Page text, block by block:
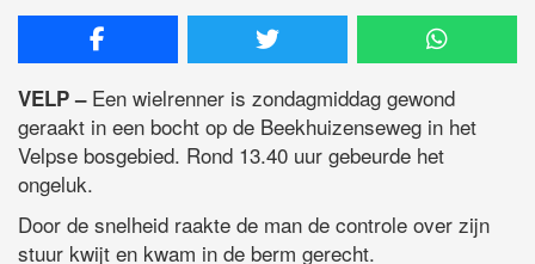
VELP –Een wielrenner is zondagmiddag gewond
geraakt in een bocht op de Beekhuizenseweg in het
Velpse bosgebied. Rond 13.40 uur gebeurde het
ongeluk.
Door de snelheid raakte de man de controle over zijn
stuur kwijt en kwam in de berm gerecht.